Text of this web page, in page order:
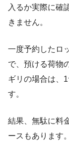
入るか実際に確
きません。
一度予約したロ
で、預ける荷物
ギリの場合は、
す。
結果、無駄に料
ースもあります。